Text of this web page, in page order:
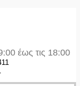
έως τις 18:00